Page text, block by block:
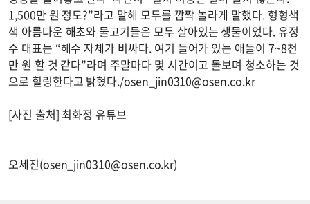
1,500만 원 정도?”라고 말해 모두를 깜짝 놀라게 말했다. 형형색
색 아름다운 해초와 물고기들은 모두 살아있는 생물이었다. 유정
수 대표는 “해수 자체가 비싸다. 여기 들어가 있는 애들이 7~8천
만 원 할 것 같다”라며 주말마다 몇 시간이고 돌보며 청소하는 것
으로 힐링한다고 밝혔다./osen_jin0310@osen.co.kr
[사진 출처] 최화정 유튜브
오세진(osen_jin0310@osen.co.kr)